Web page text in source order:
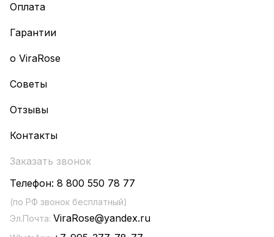
Оплата
Гарантии
о ViraRose
Советы
Отзывы
Контакты
Заказать звонок
Телефон: 8 800 550 78 77
(по РФ звонок бесплатный)
Эл.Почта: ViraRose@yandex.ru